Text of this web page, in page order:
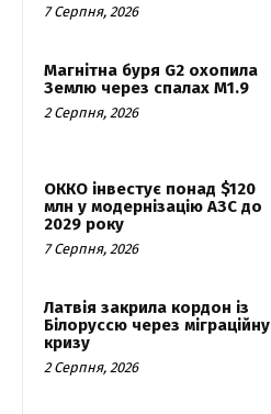
7 Серпня, 2026
Магнітна буря G2 охопила
Землю через спалах M1.9
2 Серпня, 2026
ОККО інвестує понад $120
млн у модернізацію АЗС до
2029 року
7 Серпня, 2026
Латвія закрила кордон із
Білоруссю через міграційну
кризу
2 Серпня, 2026